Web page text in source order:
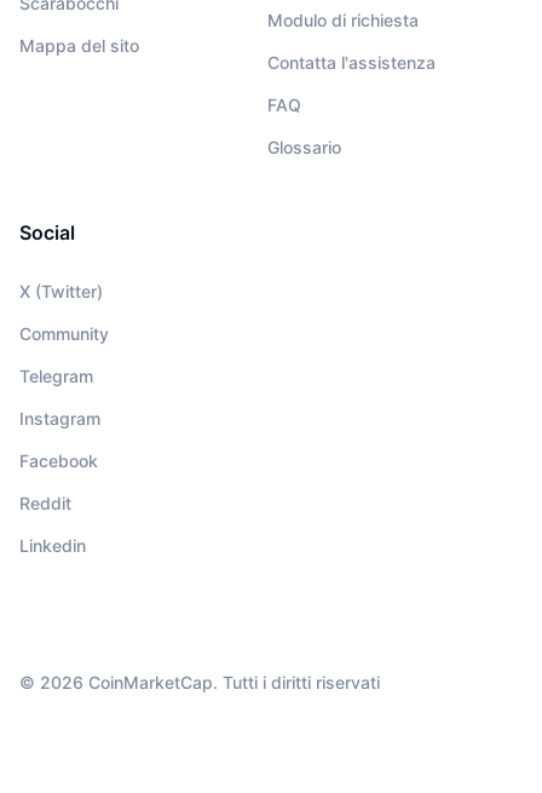
Mappa del sito
Modulo di richiesta
Contatta l'assistenza
FAQ
Glossario
Social
X (Twitter)
Community
Telegram
Instagram
Facebook
Reddit
Linkedin
© 2026 CoinMarketCap. Tutti i diritti riservati